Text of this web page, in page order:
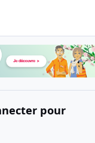
pour